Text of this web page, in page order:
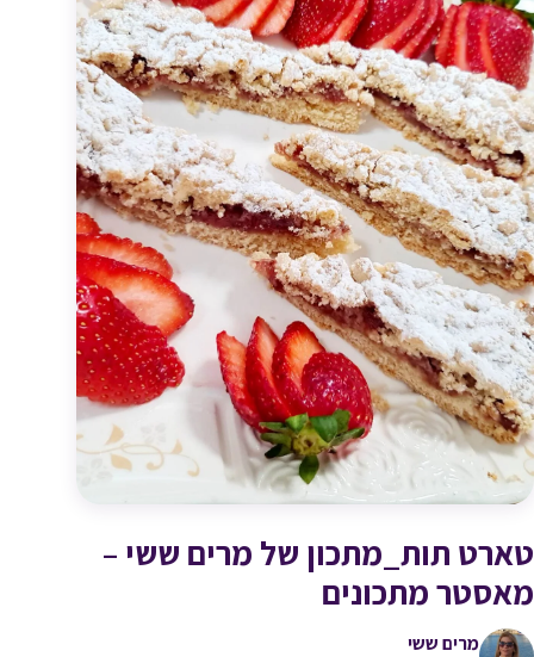
טארט תות_מתכון של מרים ששי –
מאסטר מתכונים
מרים ששי